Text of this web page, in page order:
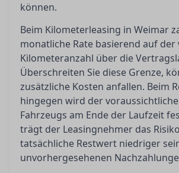
können.
Beim Kilometerleasing in Weimar
monatliche Rate basierend auf
Kilometeranzahl über die
Überschreiten Sie diese Grenze,
zusätzliche Kosten anfallen. Beim
hingegen wird der
Fahrzeugs am Ende der Laufzeit
trägt der Leasingnehmer das
tatsächliche Restwert niedriger
unvorhergesehenen